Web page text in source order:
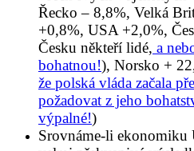
Řecko – 8,8%, Velká
+0,8%, USA +2,0%,
Česku někteří lidé, a
bohatnou!), Norsko +
že polská vláda začala
požadovat z jeho
výpalné!)
Srovnáme-li ekonomiku